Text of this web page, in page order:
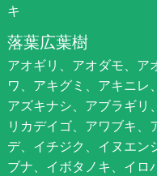
キ
落葉広葉樹
アオギリ、アオダモ、ア
ワ、アキグミ、アキニレ
アズキナシ、アブラギリ
リカデイゴ、アワブキ、
デ、イチジク、イヌエン
ブナ、イボタノキ、イロ